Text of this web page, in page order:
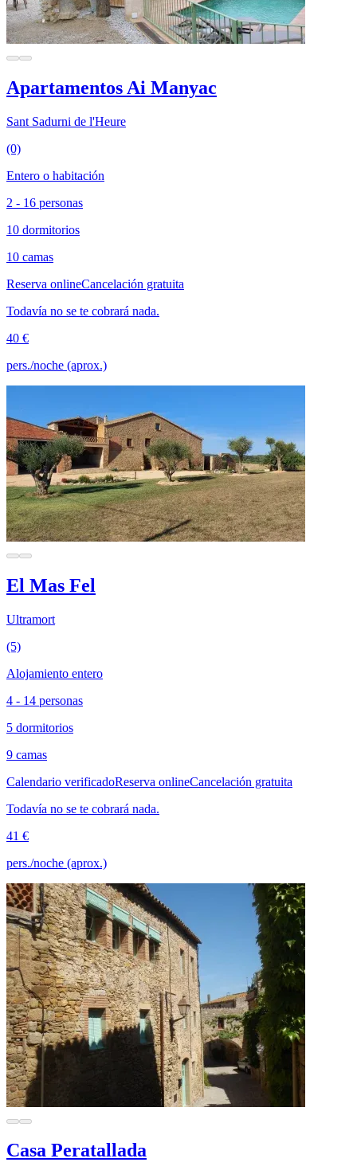
Apartamentos Ai Manyac
Sant Sadurni de l'Heure
(0)
Entero o habitación
2 - 16 personas
10 dormitorios
10 camas
Reserva onlineCancelación gratuita
Todavía no se te cobrará nada.
40 €
pers./noche (aprox.)
El Mas Fel
Ultramort
(5)
Alojamiento entero
4 - 14 personas
5 dormitorios
9 camas
Calendario verificadoReserva onlineCancelación gratuita
Todavía no se te cobrará nada.
41 €
pers./noche (aprox.)
Casa Peratallada